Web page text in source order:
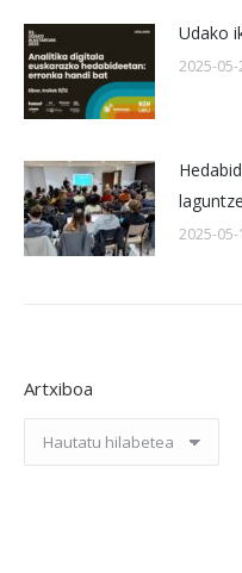
Udako
2025-05-
2025-05-
Artxiboa